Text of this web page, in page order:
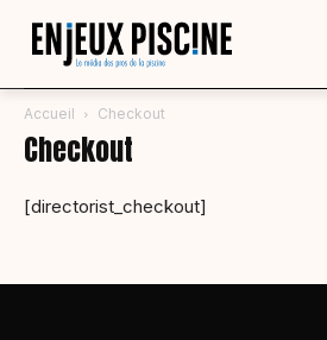
Accueil Checkout
Checkout
[directorist_checkout]